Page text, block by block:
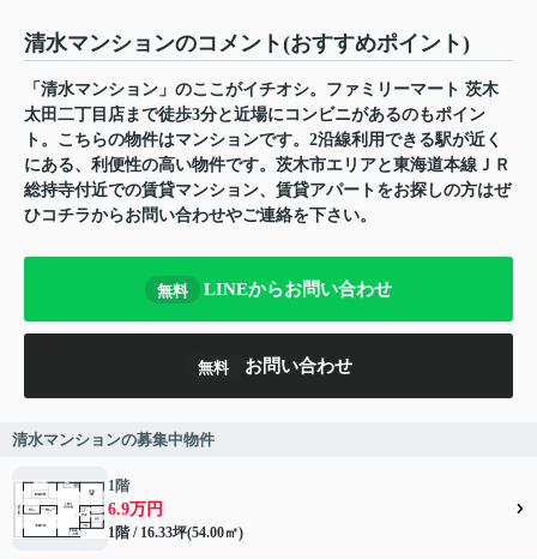
清水マンションのコメント(おすすめポイント)
「清水マンション」のここがイチオシ。ファミリーマート 茨木
太田二丁目店まで徒歩3分と近場にコンビニがあるのもポイン
ト。こちらの物件はマンションです。2沿線利用できる駅が近く
にある、利便性の高い物件です。茨木市エリアと東海道本線ＪＲ
総持寺付近での賃貸マンション、賃貸アパートをお探しの方はぜ
ひコチラからお問い合わせやご連絡を下さい。
無料 LINEからお問い合わせ
無料 お問い合わせ
清水マンションの募集中物件
1階
6.9万円
1階 / 16.33坪(54.00㎡)